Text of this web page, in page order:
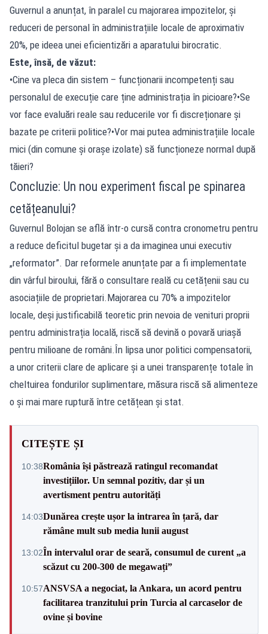
Guvernul a anunțat, în paralel cu majorarea impozitelor, și
reduceri de personal în administrațiile locale de aproximativ
20%, pe ideea unei eficientizări a aparatului birocratic.
Este, însă, de văzut:
•Cine va pleca din sistem – funcționarii incompetenți sau
personalul de execuție care ține administrația în picioare?•Se
vor face evaluări reale sau reducerile vor fi discreționare și
bazate pe criterii politice?•Vor mai putea administrațiile locale
mici (din comune și orașe izolate) să funcționeze normal după
tăieri?
Concluzie: Un nou experiment fiscal pe spinarea
cetățeanului?
Guvernul Bolojan se află într-o cursă contra cronometru pentru
a reduce deficitul bugetar și a da imaginea unui executiv
„reformator”. Dar reformele anunțate par a fi implementate
din vârful biroului, fără o consultare reală cu cetățenii sau cu
asociațiile de proprietari.Majorarea cu 70% a impozitelor
locale, deși justificabilă teoretic prin nevoia de venituri proprii
pentru administrația locală, riscă să devină o povară uriașă
pentru milioane de români.În lipsa unor politici compensatorii,
a unor criterii clare de aplicare și a unei transparențe totale în
cheltuirea fondurilor suplimentare, măsura riscă să alimenteze
o și mai mare ruptură între cetățean și stat.
CITEȘTE ȘI
10:38România își păstrează ratingul recomandat
investițiilor. Un semnal pozitiv, dar și un
avertisment pentru autorități
14:03Dunărea crește ușor la intrarea în țară, dar
rămâne mult sub media lunii august
13:02În intervalul orar de seară, consumul de curent „a
scăzut cu 200-300 de megawați”
10:57ANSVSA a negociat, la Ankara, un acord pentru
facilitarea tranzitului prin Turcia al carcaselor de
ovine și bovine